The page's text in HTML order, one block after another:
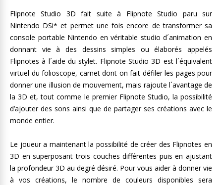
Flipnote Studio 3D fait suite à Flipnote Studio paru sur
Nintendo DSi* et permet une fois encore de transformer sa
console portable Nintendo en véritable studio d´animation en
donnant vie à des dessins simples ou élaborés appelés
Flipnotes à l´aide du stylet. Flipnote Studio 3D est l´équivalent
virtuel du folioscope, carnet dont on fait défiler les pages pour
donner une illusion de mouvement, mais rajoute l´avantage de
la 3D et, tout comme le premier Flipnote Studio, la possibilité
d’ajouter des sons ainsi que de partager ses créations avec le
monde entier.
Le joueur a maintenant la possibilité de créer des Flipnotes en
3D en superposant trois couches différentes puis en ajustant
la profondeur 3D au degré désiré. Pour vous aider à donner vie
à vos créations, le nombre de couleurs disponibles sera